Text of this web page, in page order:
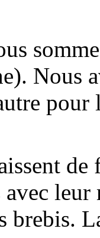
Nous
leur
brebis.